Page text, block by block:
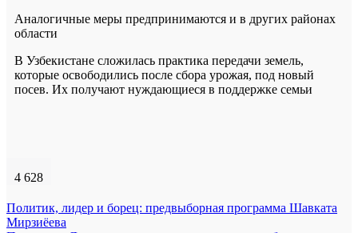
Аналогичные меры предпринимаются и в других районах
области
В Узбекистане сложилась практика передачи земель,
которые освободились после сбора урожая, под новый
посев. Их получают нуждающиеся в поддержке семьи
4 628
Навигация
Политик, лидер и борец: предвыборная программа Шавката
Мирзиёева